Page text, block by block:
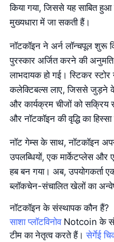
किया गया, जिससे यह साबित हुआ
मुख्यधारा में जा सकती हैं।
नॉटकॉइन ने अर्न लॉन्चपूल शुरू
पुरस्कार अर्जित करने की अनुमति
लाभदायक हो गई। स्टिकर
कलेक्टिबल्स लाए, जिससे जुड़ने के
और कार्यक्रम चीजों को सक्रिय
और नॉटकॉइन की वृद्धि का
नॉट गेम्स के साथ, नॉटकॉइन
उपलब्धियों, एक मार्केटप्लेस और
हब बन गया। अब,
ब्लॉकचेन-संचालित खेलों का
नॉटकॉइन के संस्थापक कौन हैं?
साशा प्लॉटविनोवNotcoin के
टीम का नेतृत्व करते हैं।सेर्गेई